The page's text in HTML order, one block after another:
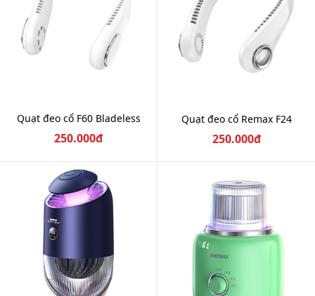
Quạt đeo cổ F60 Bladeless
250.000đ
Quạt đeo cổ Remax F24
250.000đ